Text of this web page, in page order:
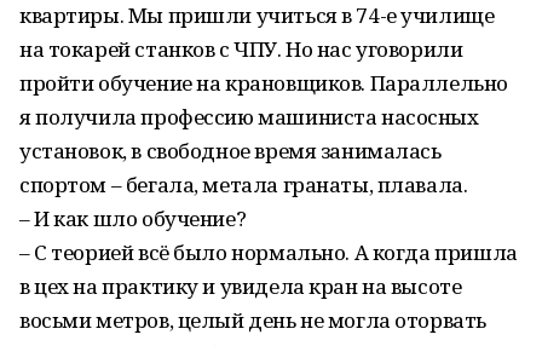
квартиры. Мы пришли учиться в 74-е училище
на токарей станков с ЧПУ. Но нас уговорили
пройти обучение на крановщиков. Параллельно
я получила профессию машиниста насосных
установок, в свободное время занималась
спортом – бегала, метала гранаты, плавала.
– И как шло обучение?
– С теорией всё было нормально. А когда пришла
в цех на практику и увидела кран на высоте
восьми метров, целый день не могла оторвать